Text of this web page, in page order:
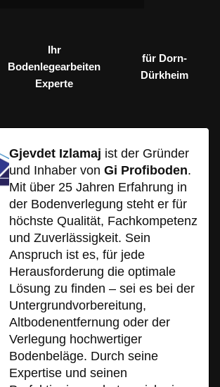
Ihr
Bodenlegearbeiten
Experte
für Dorn-
Dürkheim
Gjevdet Izlamaj ist der Gründer
und Inhaber von Gi Profiboden.
Mit über 25 Jahren Erfahrung in
der Bodenverlegung steht er für
höchste Qualität, Fachkompetenz
und Zuverlässigkeit. Sein
Anspruch ist es, für jede
Herausforderung die optimale
Lösung zu finden – sei es bei der
Untergrundvorbereitung,
Altbodenentfernung oder der
Verlegung hochwertiger
Bodenbeläge. Durch seine
Expertise und seinen